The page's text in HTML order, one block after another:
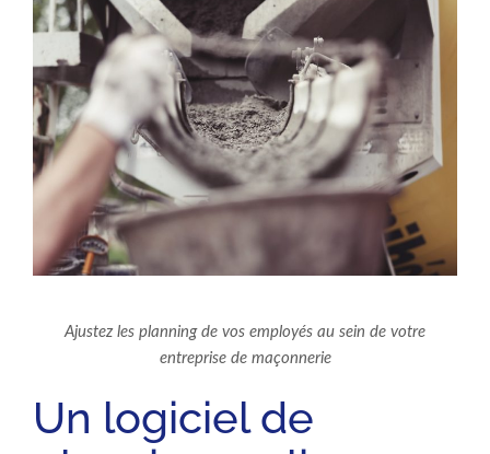
Ajustez les planning de vos employés au sein de votre
entreprise de maçonnerie
Un logiciel de